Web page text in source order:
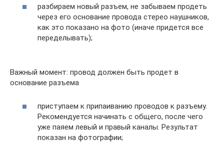
разбираем новый разъем, не забываем продеть
через его основание провода стерео наушников,
как это показано на фото (иначе придется все
переделывать);
Важный момент: провод должен быть продет в
основание разъема
приступаем к припаиванию проводов к разъему.
Рекомендуется начинать с общего, после чего
уже паяем левый и правый каналы. Результат
показан на фотографии;